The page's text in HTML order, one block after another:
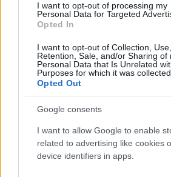
I want to opt-out of processing my
Personal Data for Targeted
Opted In
I want to opt-out of Collection, Use,
Retention, Sale, and/or Sharing of
Personal Data that Is Unrelated
Purposes for which it was collected.
Opted Out
Google consents
I want to allow Google to enable
related to advertising like cookies
device identifiers in apps.
Entra nel canale
GalluraOggi.it
i tuoi video e le
Su WhatsApp al
345 356 7512